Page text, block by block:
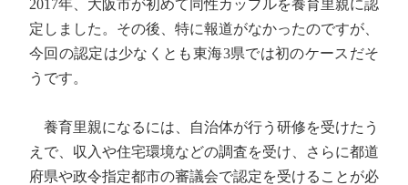
2017年、大阪市が初めて同性カップルを養育里親に認
定しました。その後、特に報道がなかったのですが、
今回の認定は少なくとも東海3県では初のケースだそ
うです。
養育里親になるには、自治体が行う研修を受けたう
えで、収入や住宅環境などの調査を受け、さらに都道
府県や政令指定都市の審議会で認定を受けることが必